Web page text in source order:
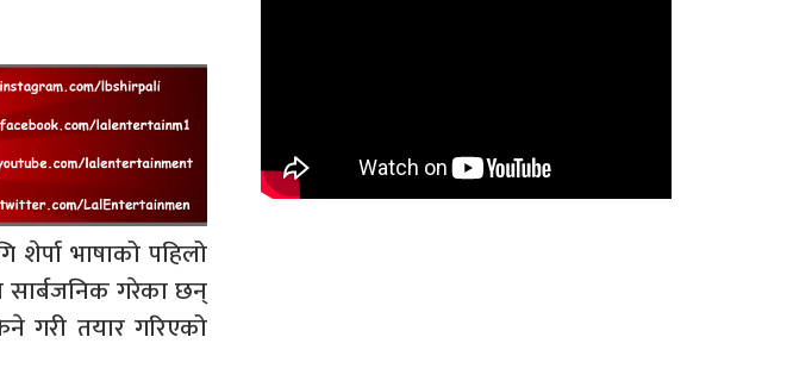
भाषाको पहिलो
सार्बजनिक गरेका छन्
गरी तयार गरिएको